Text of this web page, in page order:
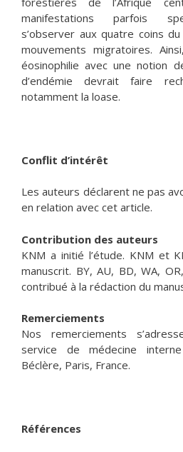
manifestations parfois
s’observer aux quatre coins
mouvements migratoires.
éosinophilie avec une notion
d’endémie devrait faire
notamment la loase.
Conflit d’intérêt
Les auteurs déclarent ne pas
en relation avec cet article.
Contribution des auteurs
KNM a initié l’étude. KNM et
manuscrit. BY, AU, BD, WA,
contribué à la rédaction du
Remerciements
Nos remerciements
service de médecine
Béclère, Paris, France.
Références